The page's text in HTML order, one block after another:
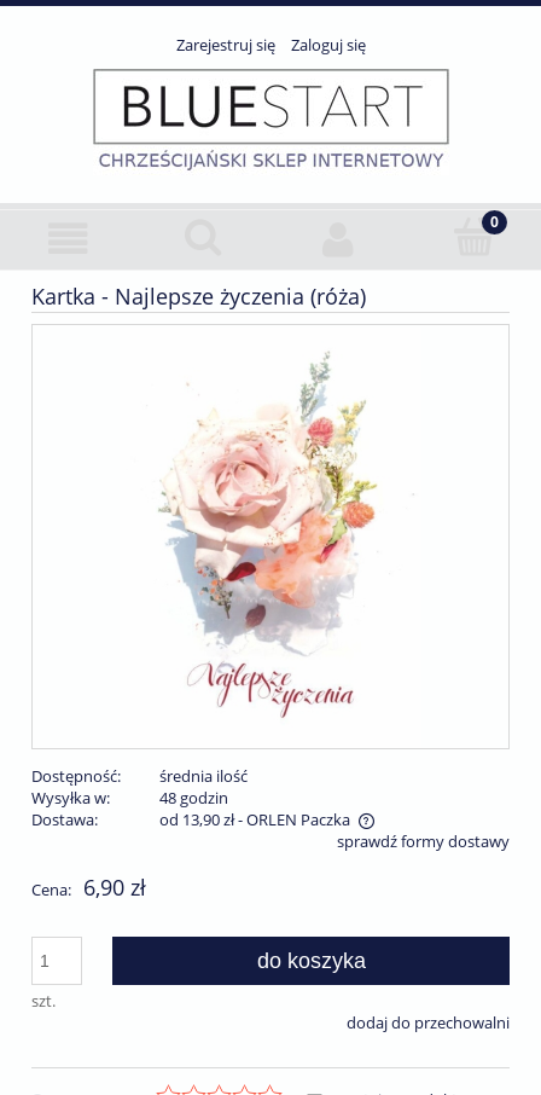
Zarejestruj się Zaloguj się
Kartka - Najlepsze życzenia (róża)
Dostępność:
średnia ilość
Wysyłka w:
48 godzin
Dostawa:
od 13,90 zł- ORLEN Paczka
Cena nie zawiera ewentualnych kosztów płatnościsprawdź formy dostawy
Cena: 6,90 zł
szt.
do koszyka
dodaj do przechowalni